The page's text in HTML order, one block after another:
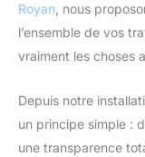
Royan , nous
l’ensemble de vos
vraiment les choses
Depuis notre
un principe simple :
une transparence